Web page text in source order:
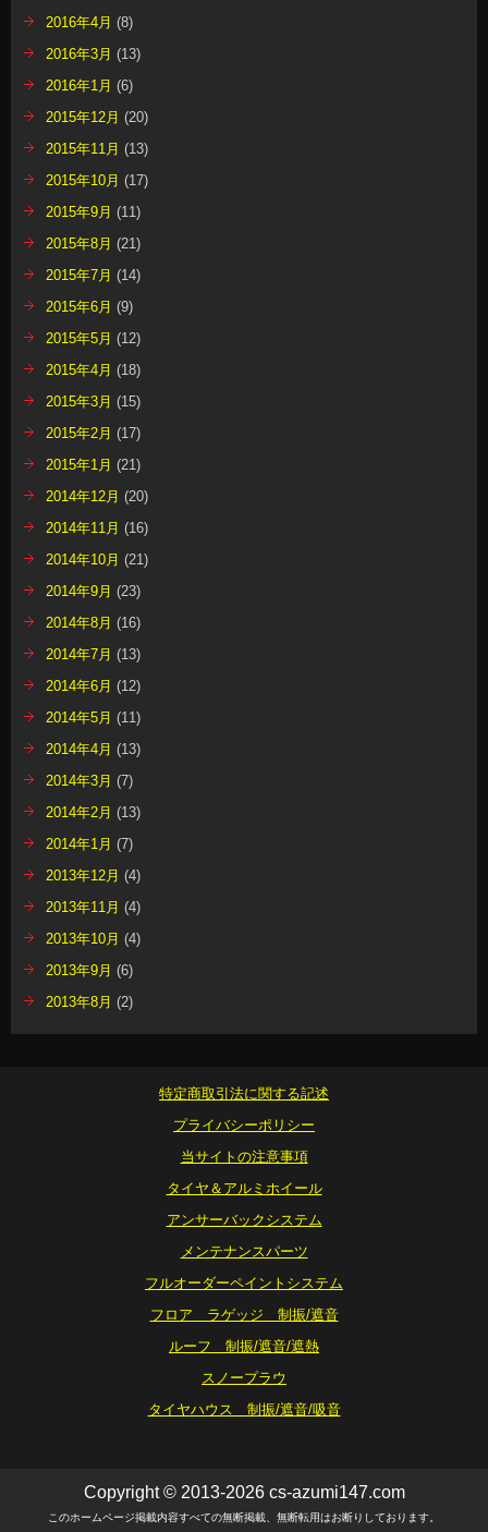
2016年4月 (8)
2016年3月 (13)
2016年1月 (6)
2015年12月 (20)
2015年11月 (13)
2015年10月 (17)
2015年9月 (11)
2015年8月 (21)
2015年7月 (14)
2015年6月 (9)
2015年5月 (12)
2015年4月 (18)
2015年3月 (15)
2015年2月 (17)
2015年1月 (21)
2014年12月 (20)
2014年11月 (16)
2014年10月 (21)
2014年9月 (23)
2014年8月 (16)
2014年7月 (13)
2014年6月 (12)
2014年5月 (11)
2014年4月 (13)
2014年3月 (7)
2014年2月 (13)
2014年1月 (7)
2013年12月 (4)
2013年11月 (4)
2013年10月 (4)
2013年9月 (6)
2013年8月 (2)
特定商取引法に関する記述
プライバシーポリシー
当サイトの注意事項
タイヤ＆アルミホイール
アンサーバックシステム
メンテナンスパーツ
フルオーダーペイントシステム
フロア ラゲッジ 制振/遮音
ルーフ 制振/遮音/遮熱
スノープラウ
タイヤハウス 制振/遮音/吸音
Copyright © 2013-2026 cs-azumi147.com
このホームページ掲載内容すべての無断掲載、無断転用はお断りしております。